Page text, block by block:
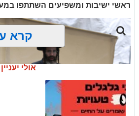
ראשי ישיבות ומשפיעים השתתפו
קרא
אולי